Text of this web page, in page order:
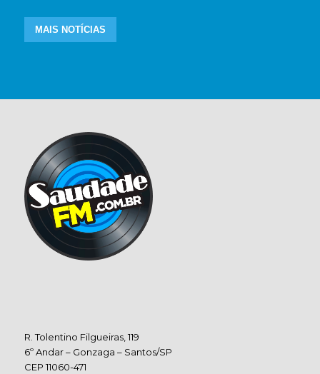
MAIS NOTÍCIAS
R. Tolentino Filgueiras, 119
6º Andar – Gonzaga – Santos/SP
CEP 11060-471